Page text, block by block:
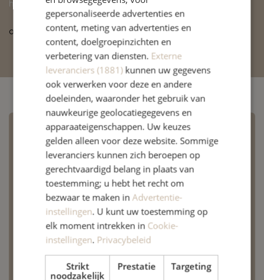
https://balancepoint-acupunctuur.com
of stuur een mail naar:praktijk@fysioelswout.nl
Overige Specialisaties
Kaak fysiotherapie
Carpaal Tunnel Syndroom (CTS)
Dynamic Taping
Haptotherapie
gepersonaliseerde advertenties en
content, meting van advertenties en
content, doelgroepinzichten en
verbetering van diensten. Externe
leveranciers (1881)kunnen uw gegevens
ook verwerken voor deze en andere
doeleinden, waaronder het gebruik van
nauwkeurige geolocatiegegevens en
apparaateigenschappen. Uw keuzes
gelden alleen voor deze website. Sommige
leveranciers kunnen zich beroepen op
gerechtvaardigd belang in plaats van
toestemming; u hebt het recht om
bezwaar te maken inAdvertentie-
instellingen. U kunt uw toestemming op
elk moment intrekken in Cookie-
instellingen. Privacybeleid
Strikt
noodzakelijk
Prestatie Targeting